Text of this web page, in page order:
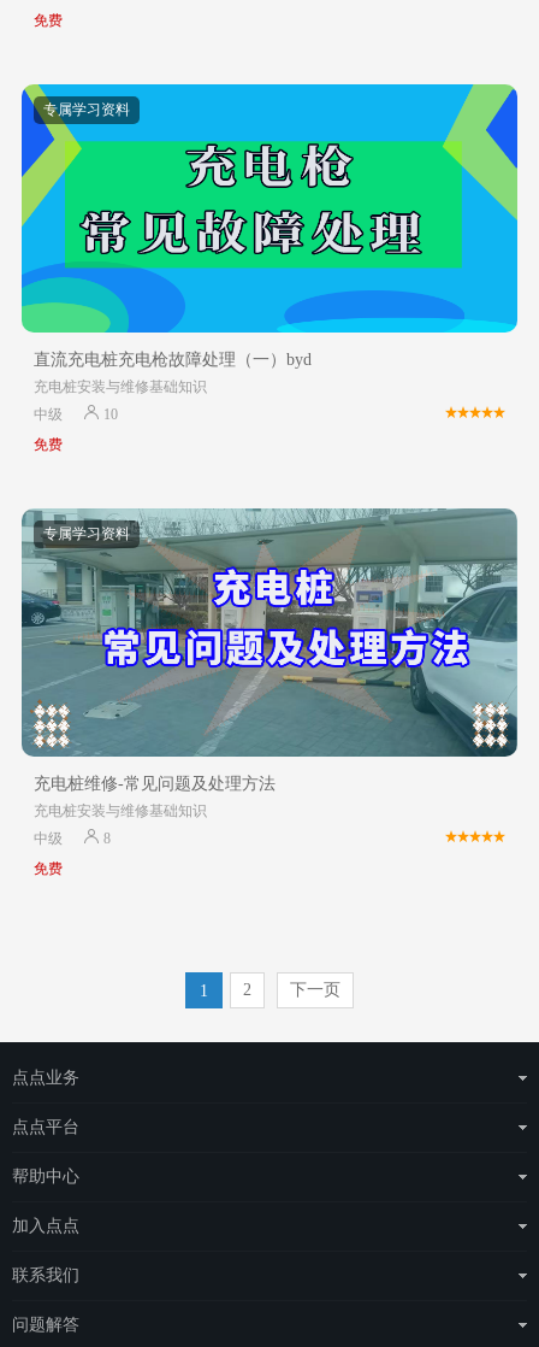
免费
专属学习资料
直流充电桩充电枪故障处理（一）byd
充电桩安装与维修基础知识
中级
10
免费
专属学习资料
充电桩维修-常见问题及处理方法
充电桩安装与维修基础知识
中级
8
免费
1 2 下一页
点点业务
运营商整体解决方案
物联网云平台
点点平台
eSAS管理平台
eDOS管理平台
帮助中心
点点简介
常见问题
加入点点
城市合伙人
项目合伙人
联系我们
联系我们
问题解答